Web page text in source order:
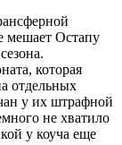
мешает Остапу
которая
отдельных
у их штрафной
не хватило
у коуча еще